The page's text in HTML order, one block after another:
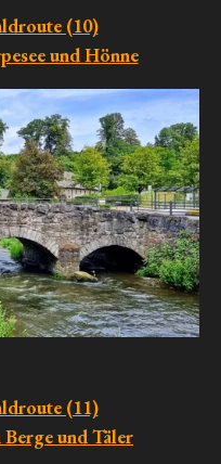
(10)
und Hönne
(11)
und Täler